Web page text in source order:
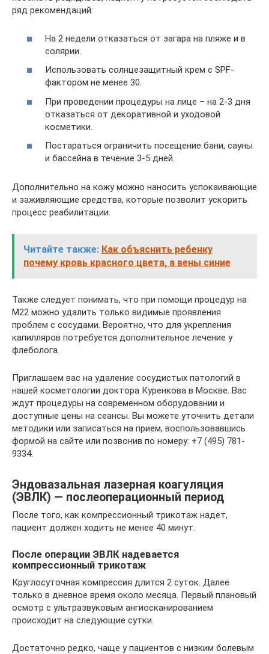
ряд рекомендаций:
На 2 недели отказаться от загара на пляже и в
солярии.
Использовать солнцезащитный крем с SPF-
фактором не менее 30.
При проведении процедуры на лице – на 2-3 дня
отказаться от декоративной и уходовой
косметики.
Постараться ограничить посещение бани, сауны
и бассейна в течение 3-5 дней.
Дополнительно на кожу можно наносить успокаивающие
и заживляющие средства, которые позволит ускорить
процесс реабилитации.
Читайте также: Как объяснить ребенку
почему кровь красного цвета, а вены синие
Также следует понимать, что при помощи процедур на
M22 можно удалить только видимые проявления
проблем с сосудами. Вероятно, что для укрепления
капилляров потребуется дополнительное лечение у
флеболога.
Приглашаем вас на удаление сосудистых патологий в
нашей косметологии доктора Куренкова в Москве. Вас
ждут процедуры на современном оборудовании и
доступные цены на сеансы. Вы можете уточнить детали
методики или записаться на прием, воспользовавшись
формой на сайте или позвонив по номеру: +7 (495) 781-
9334.
Эндовазальная лазерная коагуляция
(ЭВЛК) — послеоперационный период
После того, как компрессионный трикотаж надет,
пациент должен ходить не менее 40 минут.
После операции ЭВЛК надевается
компрессионный трикотаж
Круглосуточная компрессия длится 2 суток. Далее
только в дневное время около месяца. Первый плановый
осмотр с ультразвуковым ангиосканированием
происходит на следующие сутки.
Достаточно редко, чаще у пациентов с низким болевым